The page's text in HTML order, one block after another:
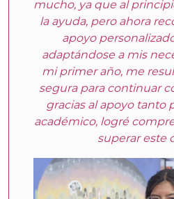
mucho, ya que al
la ayuda, pero ahora
apoyo
adaptándose a mis
mi primer año, me
segura para continuar
gracias al apoyo tanto
académico, logré
superar este